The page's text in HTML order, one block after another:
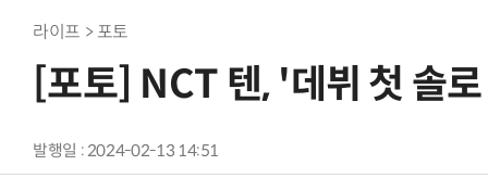
라이프 > 포토
[포토] NCT 텐, '데뷔 첫 솔
발행일 : 2024-02-13 14:51